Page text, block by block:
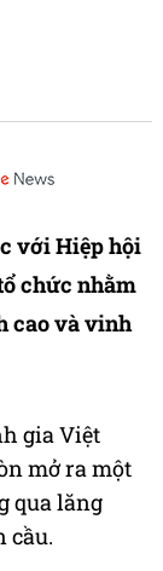
với Hiệp hội
chức nhằm
cao và vinh
gia Việt
mở ra một
qua lăng
cầu.